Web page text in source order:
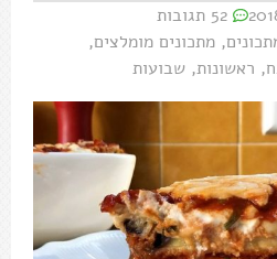
52 תגובות
, מתכונים מומלצים,
, ראשונות, שבועות